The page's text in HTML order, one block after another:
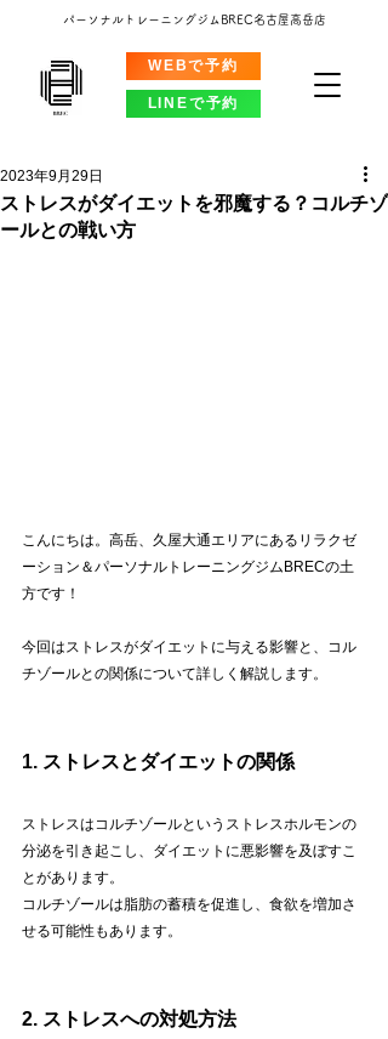
LINEで予約
WEBで予約
パーソナルトレーニングジムBREC名古屋高岳店
ストレスがダイエットを邪魔する？コルチゾ
ールとの戦い方
2023年9月29日
こんにちは。高岳、久屋大通エリアにあるリラクゼ
ーション＆パーソナルトレーニングジムBRECの土
方です！
今回はストレスがダイエットに与える影響と、コル
チゾールとの関係について詳しく解説します。
1. ストレスとダイエットの関係
ストレスはコルチゾールというストレスホルモンの
分泌を引き起こし、ダイエットに悪影響を及ぼすこ
とがあります。
コルチゾールは脂肪の蓄積を促進し、食欲を増加さ
せる可能性もあります。
2. ストレスへの対処方法